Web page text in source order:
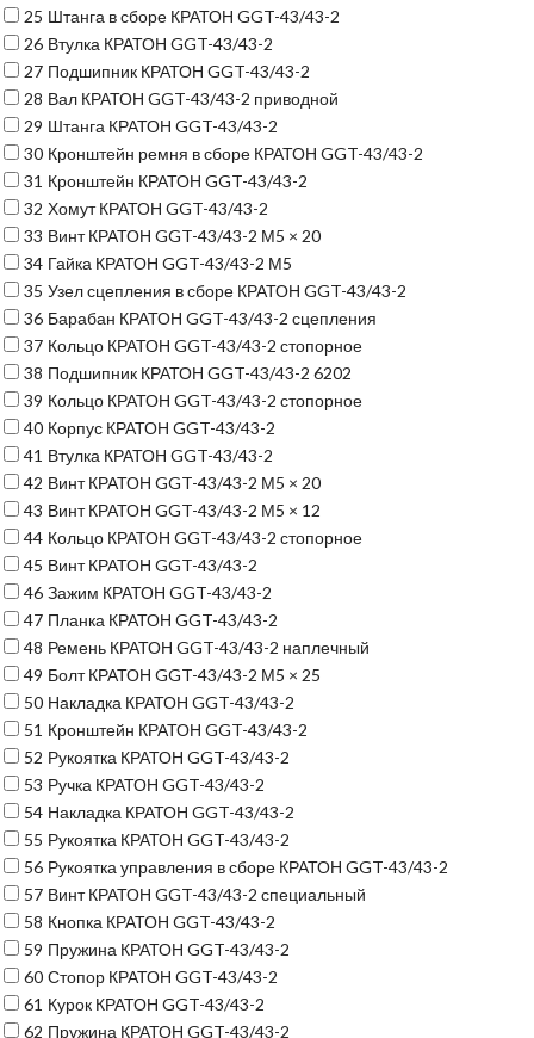
25 Штанга в сборе КРАТОН GGT-43/43-2
26 Втулка КРАТОН GGT-43/43-2
27 Подшипник КРАТОН GGT-43/43-2
28 Вал КРАТОН GGT-43/43-2 приводной
29 Штанга КРАТОН GGT-43/43-2
30 Кронштейн ремня в сборе КРАТОН GGT-43/43-2
31 Кронштейн КРАТОН GGT-43/43-2
32 Хомут КРАТОН GGT-43/43-2
33 Винт КРАТОН GGT-43/43-2 М5 × 20
34 Гайка КРАТОН GGT-43/43-2 М5
35 Узел сцепления в сборе КРАТОН GGT-43/43-2
36 Барабан КРАТОН GGT-43/43-2 сцепления
37 Кольцо КРАТОН GGT-43/43-2 стопорное
38 Подшипник КРАТОН GGT-43/43-2 6202
39 Кольцо КРАТОН GGT-43/43-2 стопорное
40 Корпус КРАТОН GGT-43/43-2
41 Втулка КРАТОН GGT-43/43-2
42 Винт КРАТОН GGT-43/43-2 М5 × 20
43 Винт КРАТОН GGT-43/43-2 М5 × 12
44 Кольцо КРАТОН GGT-43/43-2 стопорное
45 Винт КРАТОН GGT-43/43-2
46 Зажим КРАТОН GGT-43/43-2
47 Планка КРАТОН GGT-43/43-2
48 Ремень КРАТОН GGT-43/43-2 наплечный
49 Болт КРАТОН GGT-43/43-2 М5 × 25
50 Накладка КРАТОН GGT-43/43-2
51 Кронштейн КРАТОН GGT-43/43-2
52 Рукоятка КРАТОН GGT-43/43-2
53 Ручка КРАТОН GGT-43/43-2
54 Накладка КРАТОН GGT-43/43-2
55 Рукоятка КРАТОН GGT-43/43-2
56 Рукоятка управления в сборе КРАТОН GGT-43/43-2
57 Винт КРАТОН GGT-43/43-2 специальный
58 Кнопка КРАТОН GGT-43/43-2
59 Пружина КРАТОН GGT-43/43-2
60 Стопор КРАТОН GGT-43/43-2
61 Курок КРАТОН GGT-43/43-2
62 Пружина КРАТОН GGT-43/43-2